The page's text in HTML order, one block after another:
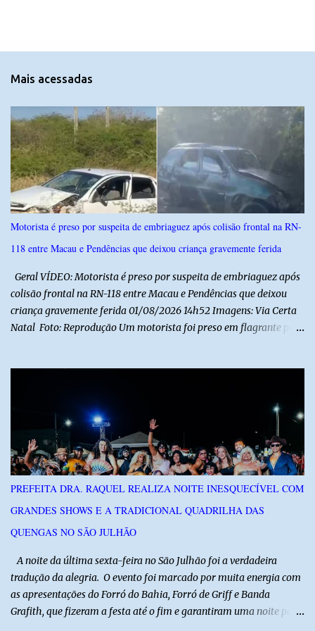
n
r
i
o
s
Mais acessadas
Motorista é preso por suspeita de embriaguez após colisão frontal na RN-
118 entre Macau e Pendências que deixou criança gravemente ferida
Geral VÍDEO: Motorista é preso por suspeita de embriaguez após
colisão frontal na RN-118 entre Macau e Pendências que deixou
criança gravemente ferida 01/08/2026 14h52 Imagens: Via Certa
Natal Foto: Reprodução Um motorista foi preso em flagrante por
Um dos condutores apresentava sinais de embriaguez, foi levado
ao Hospital Regional Tarcísio Maia, em Mossoró, e autuado em
flagrante. O exame pericial para confirmar a presença de álcool no
organismo está em andamento. No outro veículo estavam
motorista e uma mulher sofreram ferimentos leves. A criança, que
estava no carro com o grupo, ficou gravemente ferida, precisou ser
entubada e foi transferida de helicóptero...
PREFEITA DRA. RAQUEL REALIZA NOITE INESQUECÍVEL COM
GRANDES SHOWS E A TRADICIONAL QUADRILHA DAS
QUENGAS NO SÃO JULHÃO
​ A noite da última sexta-feira no São Julhão foi a verdadeira
tradução da alegria. O evento foi marcado por muita energia com
as apresentações do Forró do Bahia, Forró de Griff e Banda
Grafith, que fizeram a festa até o fim e garantiram uma noite para